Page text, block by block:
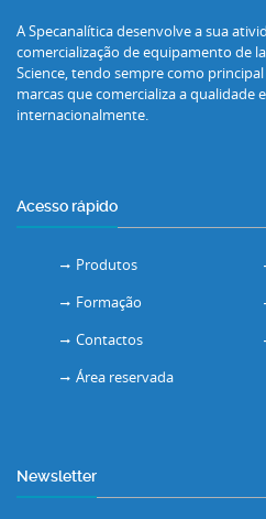
A Specanalítica desenvolve a sua
comercialização de equipamento de
Science, tendo sempre como
marcas que comercializa a qualidade
internacionalmente.
Acesso rápido
Produtos
Formação
Contactos
Área reservada
Newsletter